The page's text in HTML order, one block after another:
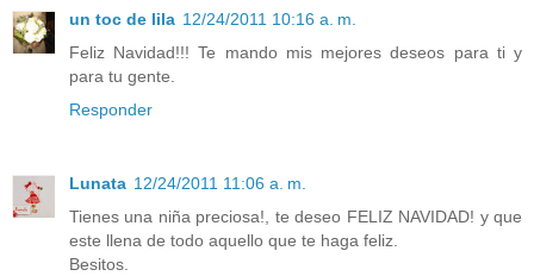
un toc de lila 12/24/2011 10:16 a. m.
Feliz Navidad!!! Te mando mis mejores deseos para ti y
para tu gente.
Responder
Lunata 12/24/2011 11:06 a. m.
Tienes una niña preciosa!, te deseo FELIZ NAVIDAD! y que
este llena de todo aquello que te haga feliz.
Besitos.